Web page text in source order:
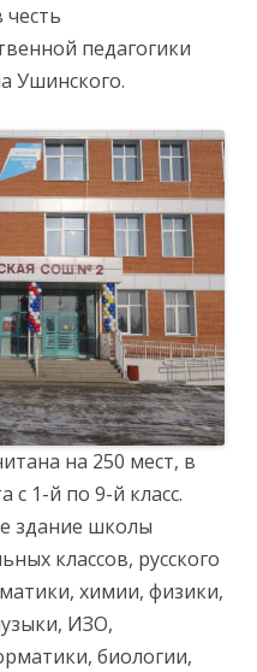
педагогики
Ушинского.
на 250 мест, в
с 1-й по 9-й класс.
здание школы
классов, русского
химии, физики,
ИЗО,
биологии,